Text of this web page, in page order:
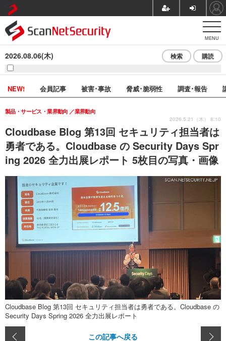
MENU
2026.08.06(木) 検索 購読
NEW! 会員記事 被害･事故 脅威･脆弱性 調査･報告
Cloudbase Blog 第13回 セキュリティ担当者は
勇者である。Cloudbase の Security Days Spr
ing 2026 全力出展レポート 5枚目の写真・画像
製品・サービス・業界動向 業界動向
2026.5.21（木） 8:10
Cloudbase Blog 第13回 セキュリティ担当者は勇者である。Cloudbase の
Security Days Spring 2026 全力出展レポート
この記事へ戻る